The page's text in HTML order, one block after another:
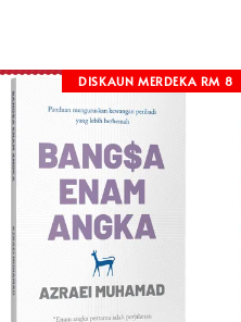
DISKAUN MERDEKA RM 8